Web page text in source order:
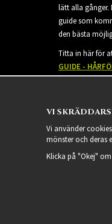
lätt alla gånger.
guide som
den bästa
Titta in här för
GUIDE -
VI
Vi använder
mönster och deras
Klicka på "Okej"